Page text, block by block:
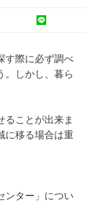
す際に必ず調べ
。しかし、暮ら
ることが出来ま
に移る場合は重
ンター」につい